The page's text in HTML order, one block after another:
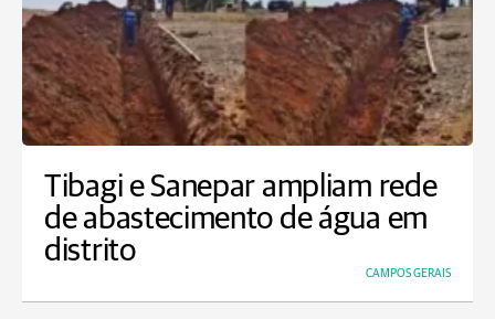
Tibagi e Sanepar ampliam rede
de abastecimento de água em
distrito
CAMPOS GERAIS